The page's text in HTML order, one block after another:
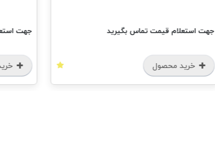
جهت استعلام قیمت تماس بگیرید
خرید محصول
جهت